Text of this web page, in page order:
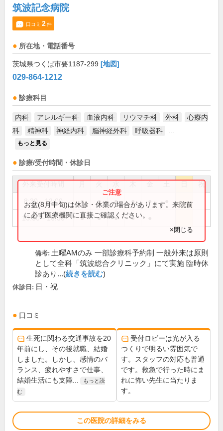
筑波記念病院
口コミ 2件
所在地・電話番号
茨城県つくば市要1187-299 [地図]
029-864-1212
診療科目
内科 アレルギー科 血液内科 リウマチ科 外科
心療内
科
精神科 神経内科 脳神経外科 呼吸器科
もっと見る
診療/受付時間・休診日
祝
8:30～12:00 ● ● ● ● ●
13:30～16:30 ● ● ● ●
お盆(8月中旬)は休診・休業の場合があります。来院前
に必ず医療機関に直接ご確認ください。
×閉じる
備考: 土曜AMのみ 一部診療科予約制 一般外来は原則
として全科「筑波総合クリニック」にて実施 臨時休
診あり...(続きを読む)
休診日: 日・祝
口コミ
生死に関わる交通事故を20
年前にし、その後就職、結婚
しました。しかし、感情のバ
ランス、疲れやすさで仕事、
結婚生活にも支障...
もっと読
む
受付ロビーは光が入る
つくりで明るい雰囲気で
す。スタッフの対応も普通
です。救急で行った時にま
れに怖い先生に当たりま
す。
この医院の詳細をみる